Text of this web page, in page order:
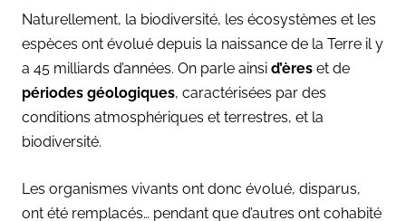
Naturellement, la biodiversité, les écosystèmes et les
espèces ont évolué depuis la naissance de la Terre il y
a 45 milliards d’années. On parle ainsi d’ères et de
périodes géologiques, caractérisées par des
conditions atmosphériques et terrestres, et la
biodiversité.
Les organismes vivants ont donc évolué, disparus,
ont été remplacés… pendant que d’autres ont cohabité